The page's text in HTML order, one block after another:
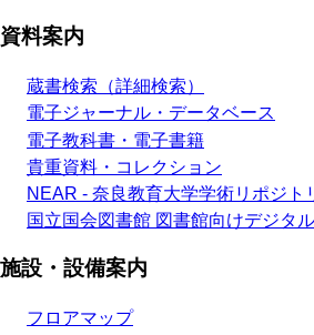
資料案内
蔵書検索（詳細検索）
電子ジャーナル・データベース
電子教科書・電子書籍
貴重資料・コレクション
NEAR - 奈良教育大学学術リポジト
国立国会図書館 図書館向けデジタ
施設・設備案内
フロアマップ